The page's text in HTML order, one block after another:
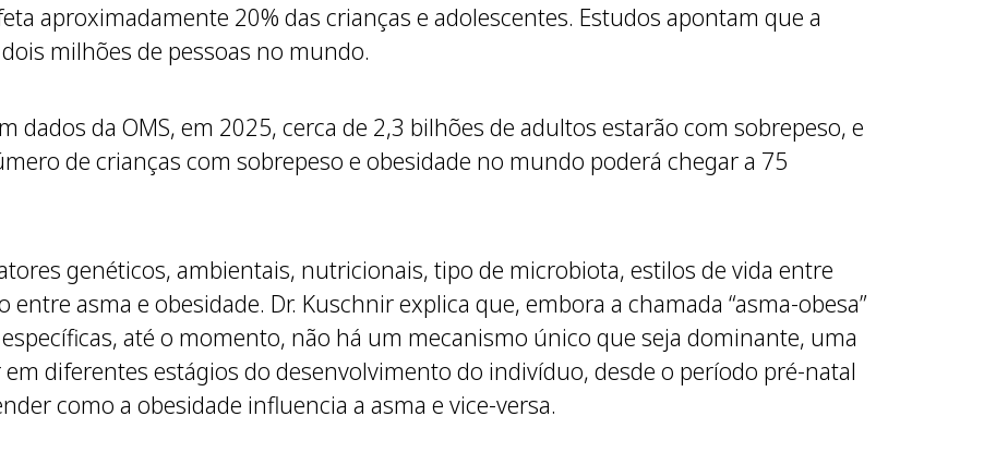
aproximadamente 20% das crianças e adolescentes. Estudos apontam que a
milhões de pessoas no mundo.
dados da OMS, em 2025, cerca de 2,3 bilhões de adultos estarão com sobrepeso, e
de crianças com sobrepeso e obesidade no mundo poderá chegar a 75
genéticos, ambientais, nutricionais, tipo de microbiota, estilos de vida entre
asma e obesidade. Dr. Kuschnir explica que, embora a chamada “asma-obesa”
até o momento, não há um mecanismo único que seja dominante, uma
diferentes estágios do desenvolvimento do indivíduo, desde o período pré-natal
como a obesidade influencia a asma e vice-versa.